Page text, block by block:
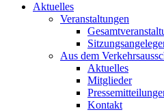
Aktuelles
Veranstaltungen
Aus dem
Aktuelles
Mitglieder
Kontakt